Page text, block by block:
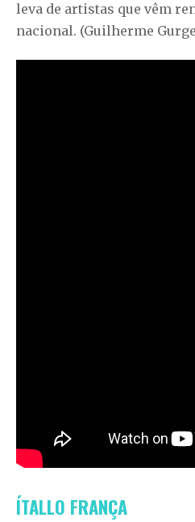
leva de artistas que vêm
nacional. (Guilherme
ÍTALLO FRANÇA